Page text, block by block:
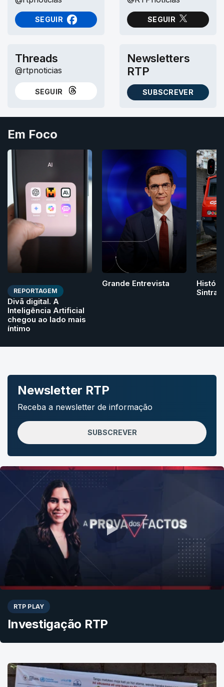
SEGUIR
NO FACEBOOK
SEGUIR
NO X (TWITTER)
Threads
@rtpnoticias
SEGUIR
NO THREADS
Newsletters
RTP
SUBSCREVER
AS NEWSLETTERS RTP
Em Foco
REPORTAGEM
Divã digital. A
Inteligência Artificial
chegou ao lado mais
íntimo
Grande Entrevista
Sintra
Newsletter RTP
Receba a newsletter de informação
SUBSCREVER
RTP PLAY
Investigação RTP